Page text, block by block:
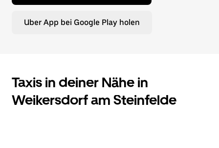
Uber App bei Google Play holen
Taxis in deiner Nähe in
Weikersdorf am Steinfelde